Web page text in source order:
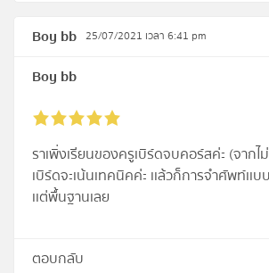
Boy bb 25/07/2021 เวลา 6:41 pm
Boy bb
ราเพิ่งเรียนของครูเบิร์ดจบคอร์สค่ะ (จาก
เบิร์ดจะเน้นเทคนิคค่ะ เเล้วก็การจำศัพท์เเ
เเต่พื้นฐานเลย
ตอบกลับ